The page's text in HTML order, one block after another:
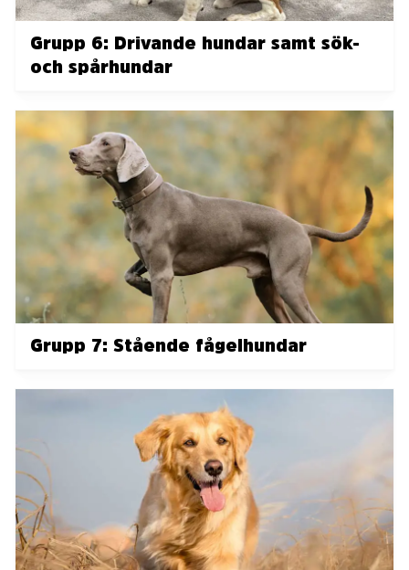
Grupp 6: Drivande hundar samt sök-
och spårhundar
Grupp 7: Stående fågelhundar